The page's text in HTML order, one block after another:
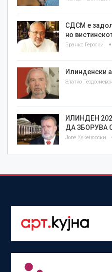
СДСМ е
но
Бранко Героски
Илинденски
ИЛИНДЕН
ДА ЗБОРУВА
Јове Кекеновски